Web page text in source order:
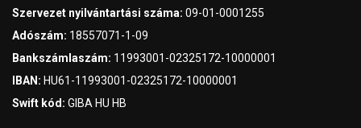
Szervezet nyilvántartási száma: 09-01-0001255
Adószám: 18557071-1-09
Bankszámlaszám: 11993001-02325172-10000001
IBAN: HU61-11993001-02325172-10000001
Swift kód: GIBA HU HB